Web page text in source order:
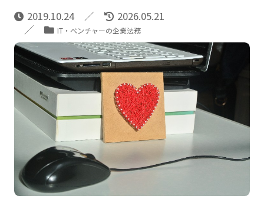
2019.10.24 2026.05.21
IT・ベンチャーの企業法務